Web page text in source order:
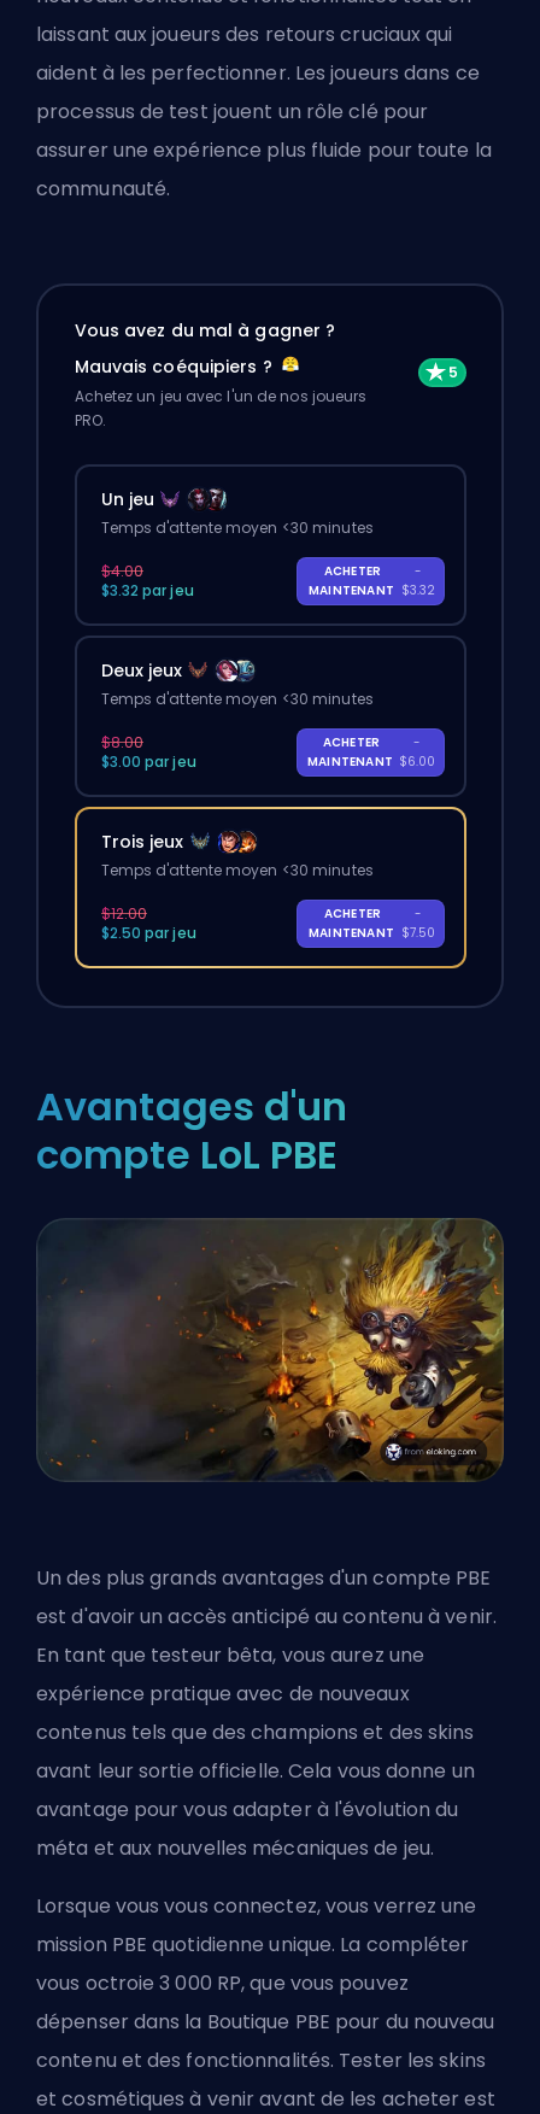
laissant aux joueurs des retours cruciaux qui
aident à les perfectionner. Les joueurs dans ce
processus de test jouent un rôle clé pour
assurer une expérience plus fluide pour toute la
communauté.
Vous avez du mal à gagner ?
Mauvais coéquipiers ?
Achetez un jeu avec l'un de nos joueurs
PRO.
Un jeu
Temps d'attente moyen <30 minutes
$4.00
$3.32 par jeu
ACHETER
MAINTENANT
-
$3.32
Deux jeux
Temps d'attente moyen <30 minutes
$8.00
$3.00 par jeu
ACHETER
MAINTENANT
-
$6.00
Trois jeux
Temps d'attente moyen <30 minutes
$12.00
$2.50 par jeu
ACHETER
MAINTENANT
-
$7.50
Avantages d'un
compte LoL PBE
Un des plus grands avantages d'un compte PBE
est d'avoir un accès anticipé au contenu à venir.
En tant que testeur bêta, vous aurez une
expérience pratique avec de nouveaux
contenus tels que des champions et des skins
avant leur sortie officielle. Cela vous donne un
avantage pour vous adapter à l'évolution du
méta et aux nouvelles mécaniques de jeu.
Lorsque vous vous connectez, vous verrez une
mission PBE quotidienne unique. La compléter
vous octroie 3 000 RP, que vous pouvez
dépenser dans la Boutique PBE pour du nouveau
contenu et des fonctionnalités. Tester les skins
et cosmétiques à venir avant de les acheter est